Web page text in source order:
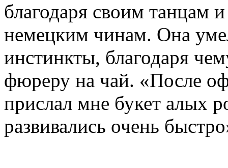
благодаря своим танцам
немецким чинам. Она
инстинкты, благодаря
фюреру на чай. «После
прислал мне букет алых
развивались очень